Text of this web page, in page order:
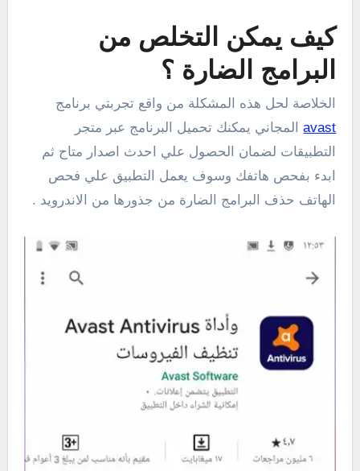
كيف يمكن التخلص من
البرامج الضارة ؟
الخلاصة لحل هذه المشكلة من واقع تجربتي برنامج
avastالمجاني يمكنك تحميل البرنامج عبر متجر
التطبيقات لضمان الحصول علي احدث اصدار متاح ثم
ابدء بفحص هاتفك وسوف يعمل التطبيق علي فحص
الهاتف حذف البرامج الضارة من جذورها من الاندرويد .